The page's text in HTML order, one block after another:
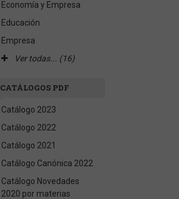
Economía y Empresa
Educación
Empresa
Ver todas... (16)
CATÁLOGOS PDF
Catálogo 2023
Catálogo 2022
Catálogo 2021
Catálogo Canónica 2022
Catálogo Novedades
2020 por materias